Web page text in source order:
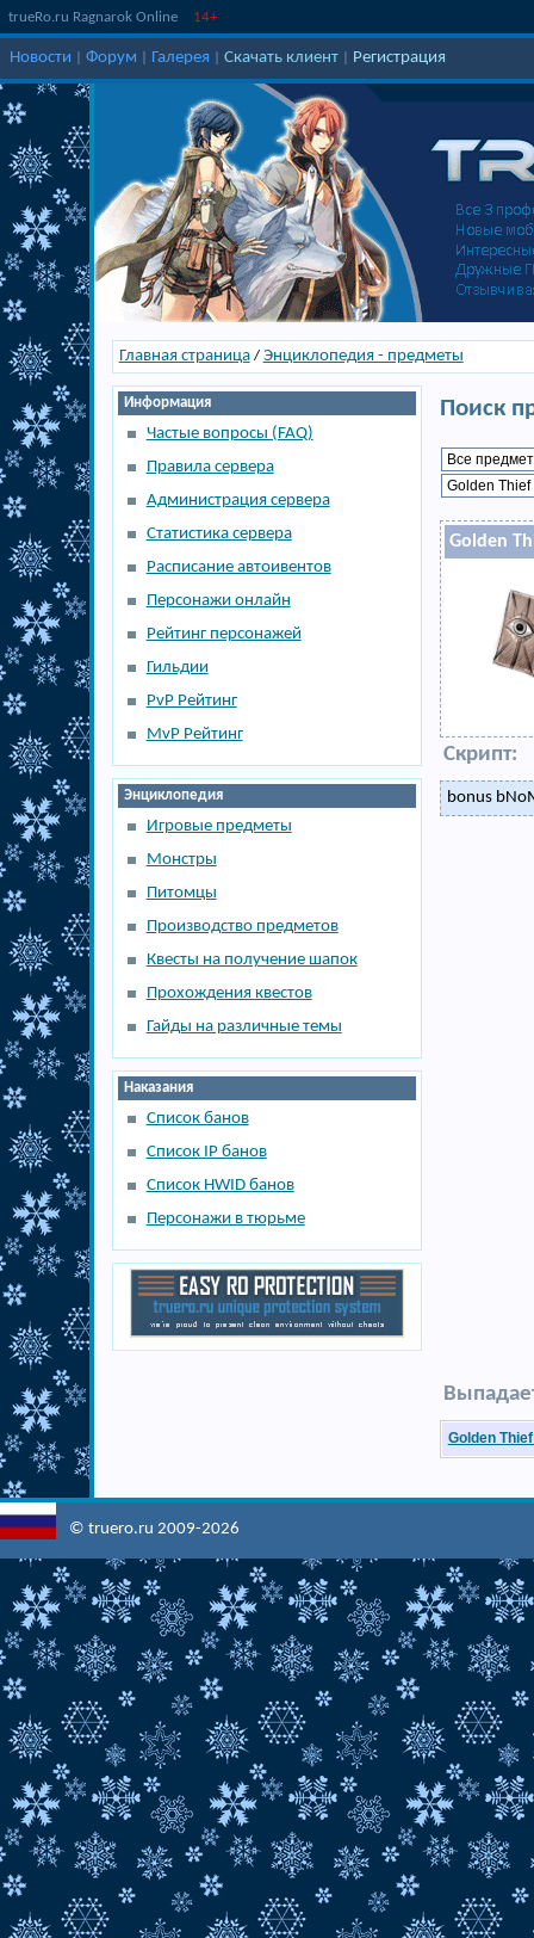
trueRo.ru Ragnarok Online 14+
Новости Форум Галерея Скачать клиент Регистрация
Главная страница/ Энциклопедия - предметы
Информация
Частые вопросы (FAQ)
Правила сервера
Администрация сервера
Статистика сервера
Расписание автоивентов
Персонажи онлайн
Рейтинг персонажей
Гильдии
PvP Рейтинг
MvP Рейтинг
Энциклопедия
Игровые предметы
Монстры
Питомцы
Производство предметов
Квесты на получение шапок
Прохождения квестов
Гайды на различные темы
Наказания
Список банов
Список IP банов
Список HWID банов
Персонажи в тюрьме
Поиск
Golden
Скрипт:
bonus
Golden
© truero.ru 2009-2026